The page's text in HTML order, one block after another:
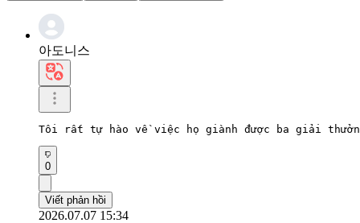
아도니스
Tôi rất tự hào về việc họ giành được ba giải
0
Viết phản hồi
2026.07.07 15:34